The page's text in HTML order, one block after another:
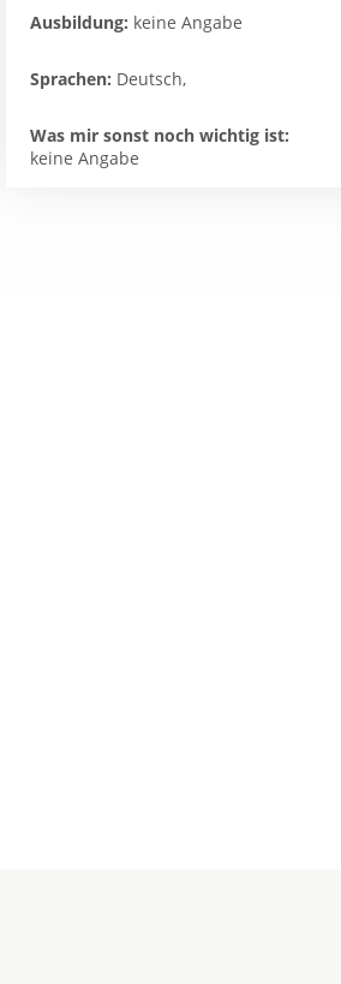
Ausbildung: keine Angabe
Sprachen: Deutsch,
Was mir sonst noch wichtig ist:
keine Angabe